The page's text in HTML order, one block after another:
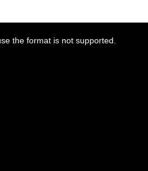
the format is not supported.